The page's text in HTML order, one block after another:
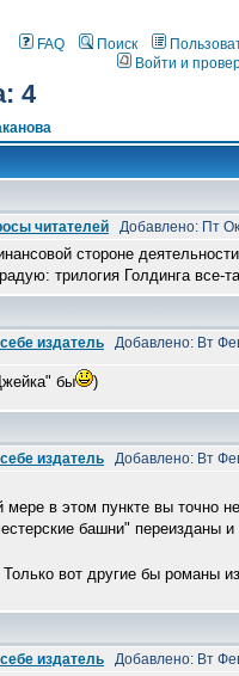
FAQ Поиск
Войти и
4
читателей Добавлено: Пт
стороне
трилогия Голдинга все-
издатель Добавлено: Вт
бы )
издатель Добавлено: Вт
мере в этом пункте вы точно
башни" переизданы
Только вот другие бы романы
издатель Добавлено: Вт